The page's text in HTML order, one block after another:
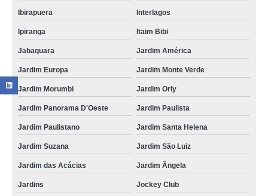
Ibirapuera Interlagos
Ipiranga Itaim Bibi
Jabaquara Jardim América
Jardim Europa Jardim Monte Verde
Jardim Morumbi Jardim Orly
Jardim Panorama D'Oeste Jardim Paulista
Jardim Paulistano Jardim Santa Helena
Jardim Suzana Jardim São Luiz
Jardim das Acácias Jardim Ângela
Jardins Jockey Club